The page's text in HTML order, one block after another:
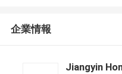
企業情報
Jiangyin